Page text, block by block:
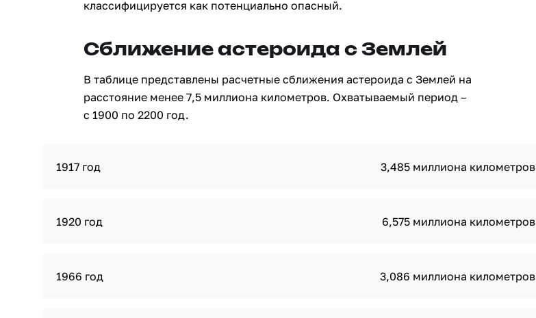
классифицируется как потенциально опасный.
Сближение астероида с Землей
В таблице представлены расчетные сближения астероида с Землей на
расстояние менее 7,5 миллиона километров. Охватываемый период –
с 1900 по 2200 год.
1917 год 3,485 миллиона километров
1920 год 6,575 миллиона километров
1966 год 3,086 миллиона километров